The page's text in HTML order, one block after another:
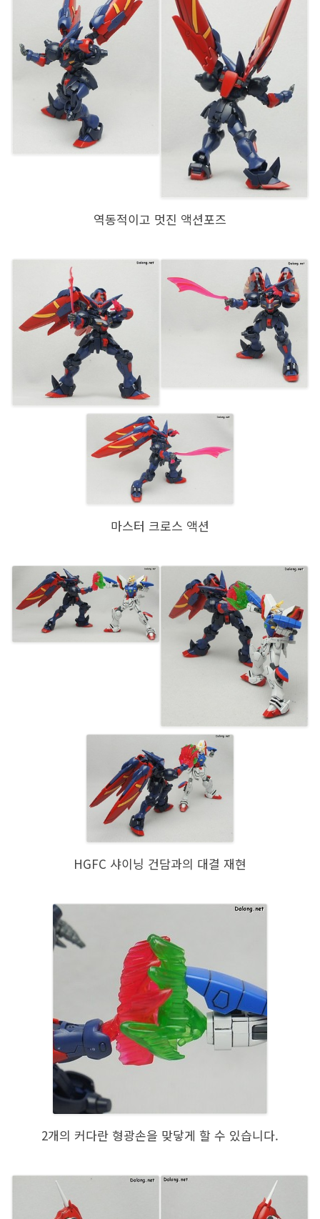
역동적이고 멋진 액션포즈
마스터 크로스 액션
HGFC 샤이닝 건담과의 대결 재현
2개의 커다란 형광손을 맞닿게 할 수 있습니다.